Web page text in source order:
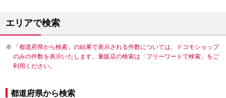
エリアで検索
「都道府県から検索」の結果で表示される件数については、ドコモショップ
のみの件数を表示いたします。量販店の検索は「フリーワードで検索」をご
利用ください。
都道府県から検索